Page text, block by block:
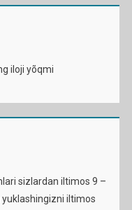
iloji yõqmi
sizlardan iltimos 9 –
iltimos